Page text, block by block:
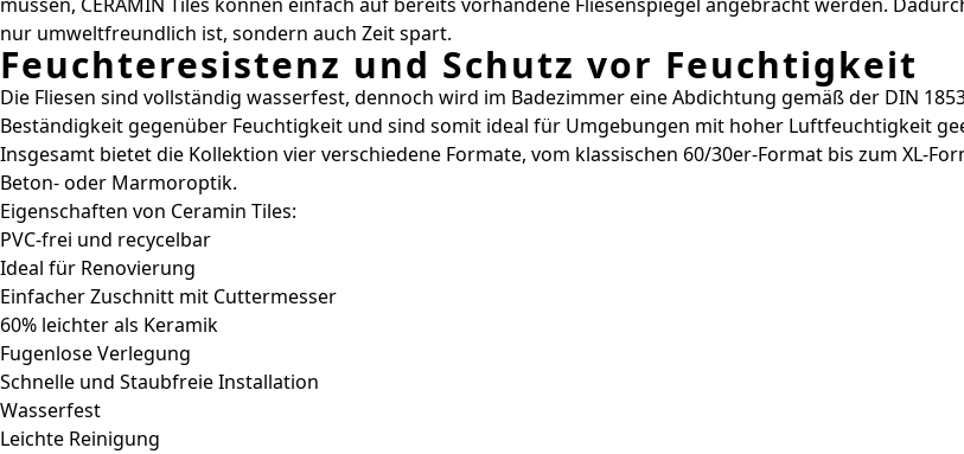
nur umweltfreundlich ist, sondern auch Zeit spart.
Feuchteresistenz und Schutz vor Feuchtigkeit
Die Fliesen sind vollständig wasserfest, dennoch wird im Badezimmer eine Abdichtung gemäß der DIN
Beständigkeit gegenüber Feuchtigkeit und sind somit ideal für Umgebungen mit hoher Luftfeuchtigkeit
Insgesamt bietet die Kollektion vier verschiedene Formate, vom klassischen 60/30er-Format bis zum XL-
Beton- oder Marmoroptik.
Eigenschaften von Ceramin Tiles:
PVC-frei und recycelbar
Ideal für Renovierung
Einfacher Zuschnitt mit Cuttermesser
60% leichter als Keramik
Fugenlose Verlegung
Schnelle und Staubfreie Installation
Wasserfest
Leichte Reinigung